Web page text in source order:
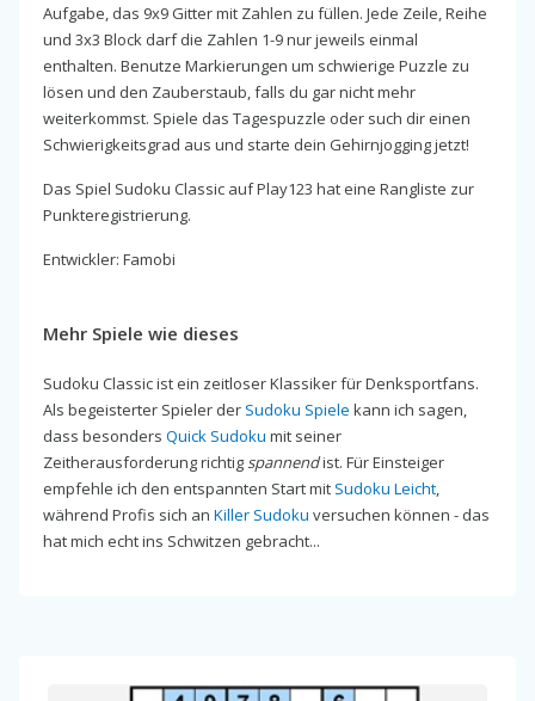
Aufgabe, das 9x9 Gitter mit Zahlen zu füllen. Jede Zeile, Reihe
und 3x3 Block darf die Zahlen 1-9 nur jeweils einmal
enthalten. Benutze Markierungen um schwierige Puzzle zu
lösen und den Zauberstaub, falls du gar nicht mehr
weiterkommst. Spiele das Tagespuzzle oder such dir einen
Schwierigkeitsgrad aus und starte dein Gehirnjogging jetzt!
Das Spiel Sudoku Classic auf Play123 hat eine Rangliste zur
Punkteregistrierung.
Entwickler: Famobi
Mehr Spiele wie dieses
Sudoku Classic ist ein zeitloser Klassiker für Denksportfans.
Als begeisterter Spieler der Sudoku Spiele kann ich sagen,
dass besonders Quick Sudoku mit seiner
Zeitherausforderung richtigspannendist. Für Einsteiger
empfehle ich den entspannten Start mit Sudoku Leicht,
während Profis sich an Killer Sudoku versuchen können - das
hat mich echt ins Schwitzen gebracht...